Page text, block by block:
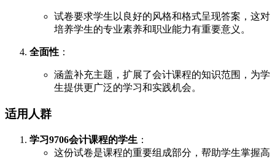
试卷要求学生以良好的风格和格式呈现答案，这对
培养学生的专业素养和职业能力有重要意义。
全面性 ：
涵盖补充主题，扩展了会计课程的知识范围，为学
生提供更广泛的学习和实践机会。
适用人群
学习9706会计课程的学生 ：
这份试卷是课程的重要组成部分，帮助学生掌握高